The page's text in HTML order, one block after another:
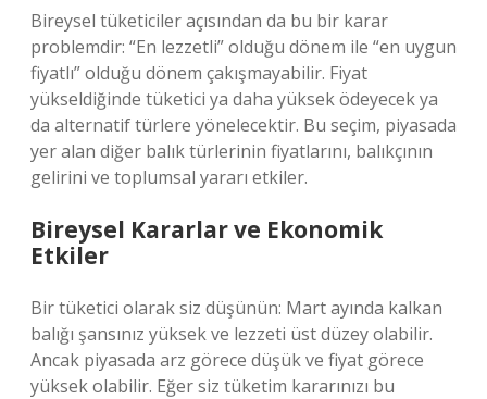
Bireysel tüketiciler açısından da bu bir karar
problemdir: “En lezzetli” olduğu dönem ile “en uygun
fiyatlı” olduğu dönem çakışmayabilir. Fiyat
yükseldiğinde tüketici ya daha yüksek ödeyecek ya
da alternatif türlere yönelecektir. Bu seçim, piyasada
yer alan diğer balık türlerinin fiyatlarını, balıkçının
gelirini ve toplumsal yararı etkiler.
Bireysel Kararlar ve Ekonomik
Etkiler
Bir tüketici olarak siz düşünün: Mart ayında kalkan
balığı şansınız yüksek ve lezzeti üst düzey olabilir.
Ancak piyasada arz görece düşük ve fiyat görece
yüksek olabilir. Eğer siz tüketim kararınızı bu